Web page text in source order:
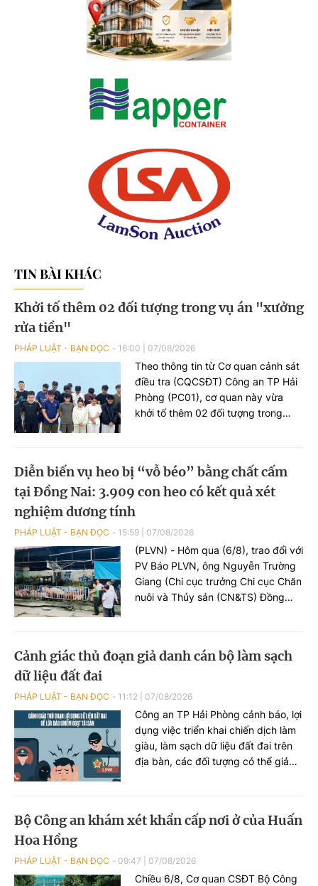
TIN BÀI KHÁC
Khởi tố thêm 02 đối tượng trong vụ án "xưởng
rửa tiền"
PHÁP LUẬT - BẠN ĐỌC 16:00 07/08/2026
Theo thông tin từ Cơ quan cảnh sát
điều tra (CQCSĐT) Công an TP Hải
Phòng (PC01), cơ quan này vừa
khởi tố thêm 02 đối tượng trong
tỉnh Thanh Hoá và đối tượng Hoàng
Xuân Đức (SN 2003), trú tại phường
bạc”.
Diễn biến vụ heo bị “vỗ béo” bằng chất cấm
tại Đồng Nai: 3.909 con heo có kết quả xét
nghiệm dương tính
PHÁP LUẬT - BẠN ĐỌC 15:59 07/08/2026
(PLVN) - Hôm qua (6/8), trao đổi với
PV Báo PLVN, ông Nguyễn Trường
Giang (Chi cục trưởng Chi cục Chăn
nuôi và Thủy sản (CN&TS) Đồng
(thuộc nhóm Beta-agonist, chất tạo
nuôi) tại nhiều cơ sở chăn nuôi, thu
Cảnh giác thủ đoạn giả danh cán bộ làm sạch
dữ liệu đất đai
PHÁP LUẬT - BẠN ĐỌC 11:12 07/08/2026
Công an TP Hải Phòng cảnh báo, lợi
dụng việc triển khai chiến dịch làm
giàu, làm sạch dữ liệu đất đai trên
địa bàn, các đối tượng có thể giả
đoạt tài sản của người dân.
Bộ Công an khám xét khẩn cấp nơi ở của Huấn
Hoa Hồng
PHÁP LUẬT - BẠN ĐỌC 09:47 07/08/2026
Chiều 6/8, Cơ quan CSĐT Bộ Công